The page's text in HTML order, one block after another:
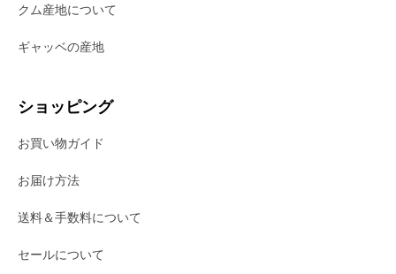
クム産地について
ギャッベの産地
ショッピング
お買い物ガイド
お届け方法
送料＆手数料について
セールについて